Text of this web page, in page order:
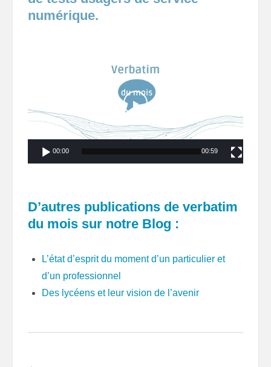
numérique.
00:00 00:59
D’autres publications de verbatim
du mois sur notre Blog :
L’état d’esprit du moment d’un particulier et
d’un professionnel
Des lycéens et leur vision de l’avenir